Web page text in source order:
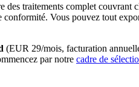
traitements complet
Vous pouvez tout
(EUR 29/mois, facturation
par notre cadre de